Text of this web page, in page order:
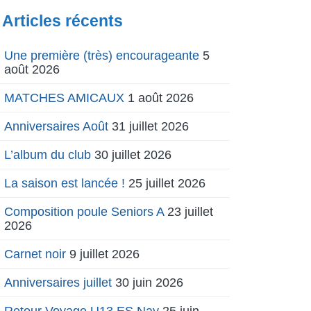
Articles récents
Une première (très) encourageante 5
août 2026
MATCHES AMICAUX 1 août 2026
Anniversaires Août 31 juillet 2026
L’album du club 30 juillet 2026
La saison est lancée ! 25 juillet 2026
Composition poule Seniors A 23 juillet
2026
Carnet noir 9 juillet 2026
Anniversaires juillet 30 juin 2026